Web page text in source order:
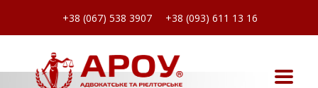
+38 (067) 538 3907 +38 (093) 611 13 16